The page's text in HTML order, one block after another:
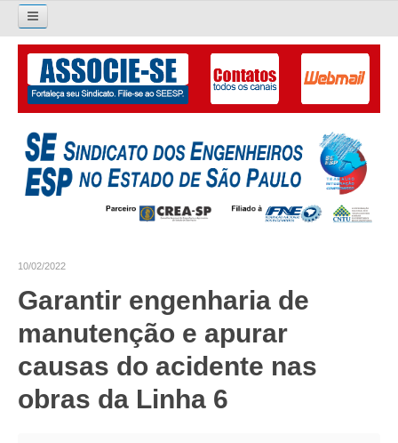
Pesquisar...
O SINDICATO
APRESENTAÇÃO
PALAVRA DO PRESIDENTE
GALERIA EX-PRESIDENTES
ORGANOGRAMA
10/02/2022
Garantir engenharia de
manutenção e apurar
causas do acidente nas
obras da Linha 6